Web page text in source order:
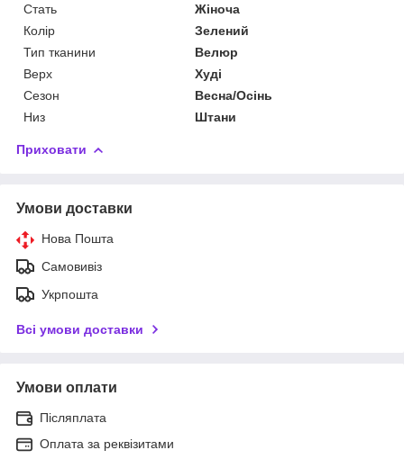
Стать
Жіноча
Колір
Зелений
Тип тканини
Велюр
Верх
Худі
Сезон
Весна/Осінь
Низ
Штани
Приховати
Умови доставки
Нова Пошта
Самовивіз
Укрпошта
Всі умови доставки
Умови оплати
Післяплата
Оплата за реквізитами